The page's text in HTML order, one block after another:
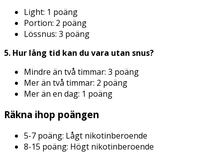
Light: 1 poäng
Portion: 2 poäng
Lössnus: 3 poäng
5. Hur lång tid kan du vara utan snus?
Mindre än två timmar: 3 poäng
Mer än två timmar: 2 poäng
Mer än en dag: 1 poäng
Räkna ihop poängen
5-7 poäng: Lågt nikotinberoende
8-15 poäng: Högt nikotinberoende